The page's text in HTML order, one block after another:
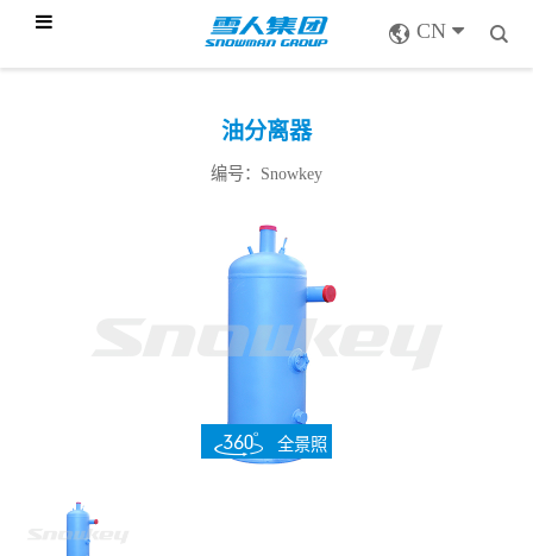
CN
油分离器
编号：Snowkey
全景照